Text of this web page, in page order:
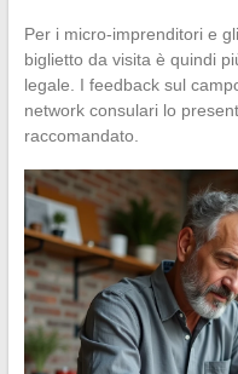
Per i micro-imprenditori e
biglietto da visita è quindi
legale. I feedback sul
network consulari lo
raccomandato.